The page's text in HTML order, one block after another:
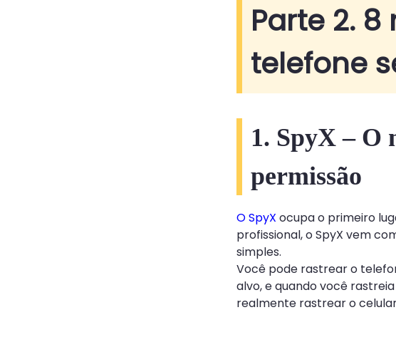
Parte 2.
telefone
1. SpyX – O
permissão
O SpyX ocupa o primeiro
profissional, o SpyX vem
simples.
Você pode rastrear o
alvo, e quando você
realmente rastrear o